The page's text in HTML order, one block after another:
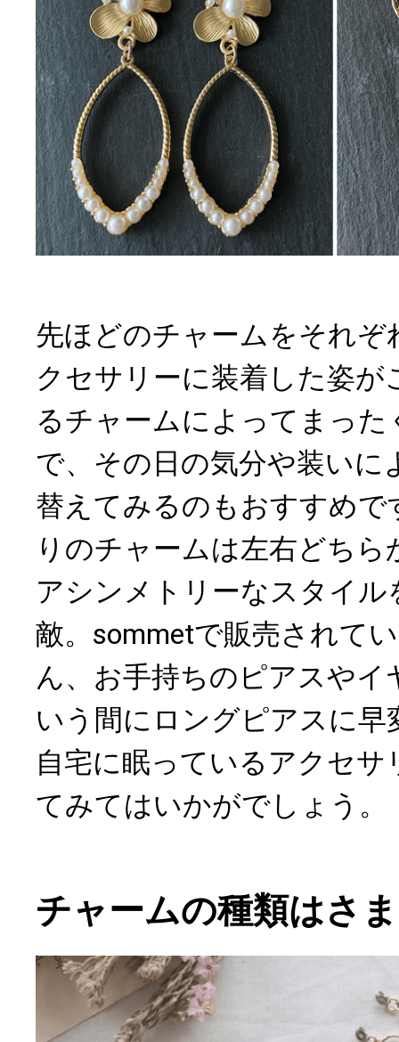
先ほどのチャームをそれぞ
クセサリーに装着した姿が
るチャームによってまった
で、その日の気分や装いに
替えてみるのもおすすめで
りのチャームは左右どちら
アシンメトリーなスタイル
敵。sommetで販売されて
ん、お手持ちのピアスや
いう間にロングピアスに早
自宅に眠っているアクセサ
てみてはいかがでしょう。
チャームの種類はさ